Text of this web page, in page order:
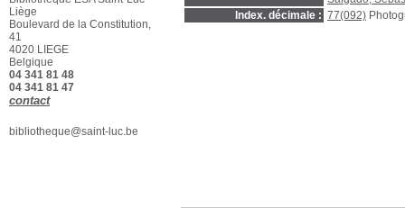
Index. décimale : 77(092)
Liège
Boulevard de la Constitution,
41
4020 LIEGE
Belgique
04 341 81 48
04 341 81 47
contact
bibliotheque@saint-luc.be